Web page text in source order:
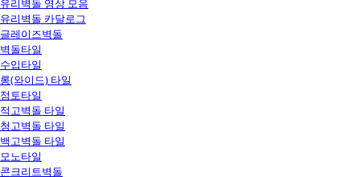
유리벽돌 영상 모음
유리벽돌 카달로그
글레이즈벽돌
벽돌타일
수입타일
롱(와이드) 타일
점토타일
적고벽돌 타일
청고벽돌 타일
백고벽돌 타일
모노타일
콘크리트벽돌